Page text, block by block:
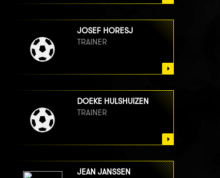
JOSEF HORESJ
TRAINER
DOEKE HULSHUIZEN
TRAINER
JEAN JANSSEN